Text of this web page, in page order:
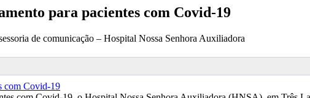
para pacientes com Covid-19
de comunicação – Hospital Nossa Senhora Auxiliadora